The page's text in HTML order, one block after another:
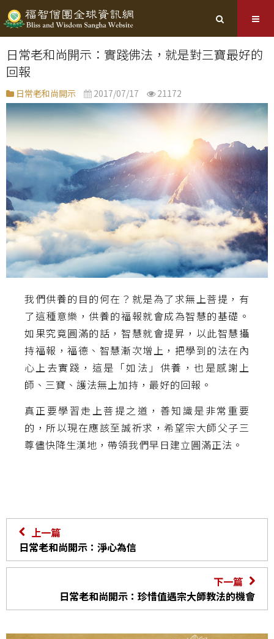
日常老和尚開示：實踐佛法，就是對三寶最好的
回報
日常老和尚開示 2017/07/17 21172
我們供養的目的何在？就是為了求無上菩提，有
了這種意樂，供養的福報就會成為智慧的基礎。
如果究竟圓滿的話，智慧就會提昇，以此智慧攝
持福報，福德、智慧漸次增上，把學到的法在內
心上去實踐，這是「如法」供養，也是感謝上
師、三寶、護法無上加持，最好的回報。
真正要學習走上菩提之道，善知識是非常重要
的，所以現在應該至誠祈求，希望宗大師父子三
尊儘快降生漢地，帶領我們早日建立圓滿正法。
上一篇
日常老和尚開示：淨心為信
下一篇
日常老和尚開示：珍惜值遇宗大師教法的機會